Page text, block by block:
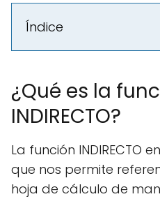
Índice
¿Qué es la
INDIRECTO?
La función INDIRECTO
que nos permite
hoja de cálculo de